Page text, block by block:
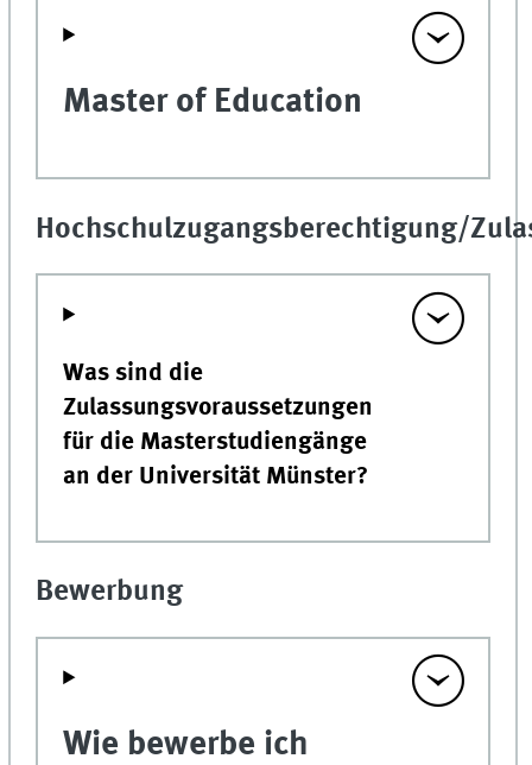
Master of Education
Hochschulzugangsberechtigung/
Was sind die
Zulassungsvoraussetzungen
für die Masterstudiengänge
an der Universität Münster?
Bewerbung
Wie bewerbe ich